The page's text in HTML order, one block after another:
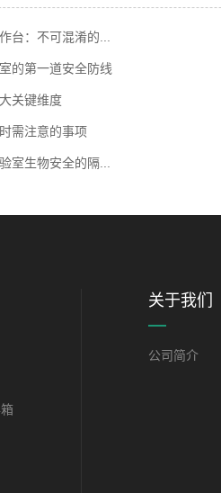
台：不可混淆的...
的第一道安全防线
关键维度
需注意的事项
室生物安全的隔...
关于我们
公司简介